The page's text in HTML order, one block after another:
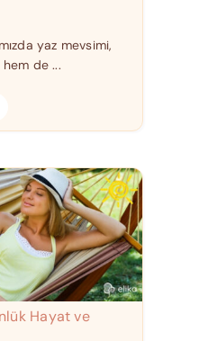
yaz mevsimi,
de ...
Hayat ve